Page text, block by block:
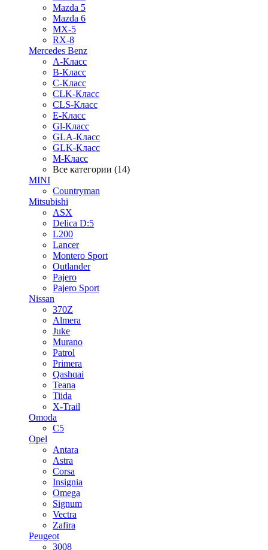
Mazda 5
Mazda 6
MX-5
RX-8
Mercedes Benz
A-Класс
B-Класс
C-Класс
CLK-Класс
CLS-Класс
E-Класс
Gl-Класс
GLA-Класс
GLK-Класс
M-Класс
Все категории (14)
MINI
Countryman
Mitsubishi
ASX
Delica D:5
L200
Lancer
Montero Sport
Outlander
Pajero
Pajero Sport
Nissan
370Z
Almera
Juke
Murano
Patrol
Primera
Qashqai
Teana
Tiida
X-Trail
Omoda
C5
Opel
Antara
Astra
Corsa
Insignia
Omega
Signum
Vectra
Zafira
Peugeot
3008